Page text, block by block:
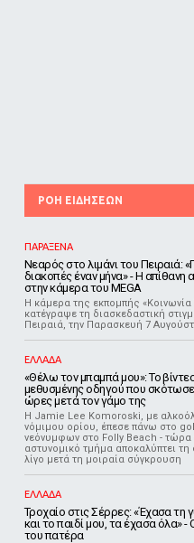
ΡΟΗ ΕΙΔΗΣΕΩΝ
ΠΑΡΑΞΕΝΑ
Νεαρός στο λιμάνι του Πειραιά:
διακοπές έναν μήνα» - Η απίθανη
στην κάμερα του MEGA
Η κάμερα της εκπομπής «Κοινωνία
κατέγραψε τη διασκεδαστική
Πειραιά, την Παρασκευή 7
ΕΛΛΑΔΑ
«Θέλω τον μπαμπά μου»: Το
μεθυσμένης οδηγού που
ώρες μετά τον γάμο της
Η Jamie Lee Komoroski, με αλκοόλ
νόμιμου ορίου, έπεσε πάνω στο
νεόνυμφων στο Folly Beach - τώρα
αστυνομικό τμήμα αποκαλύπτει
λίγο μετά τη μοιραία σύγκρουση
ΕΛΛΑΔΑ
Τροχαίο στις Σέρρες: «Έχασα τη
και το παιδί μου, τα έχασα όλα» -
του πατέρα